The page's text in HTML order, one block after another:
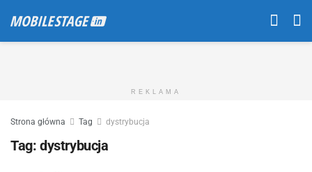
REKLAMA
Strona główna Tag dystrybucja
Tag: dystrybucja